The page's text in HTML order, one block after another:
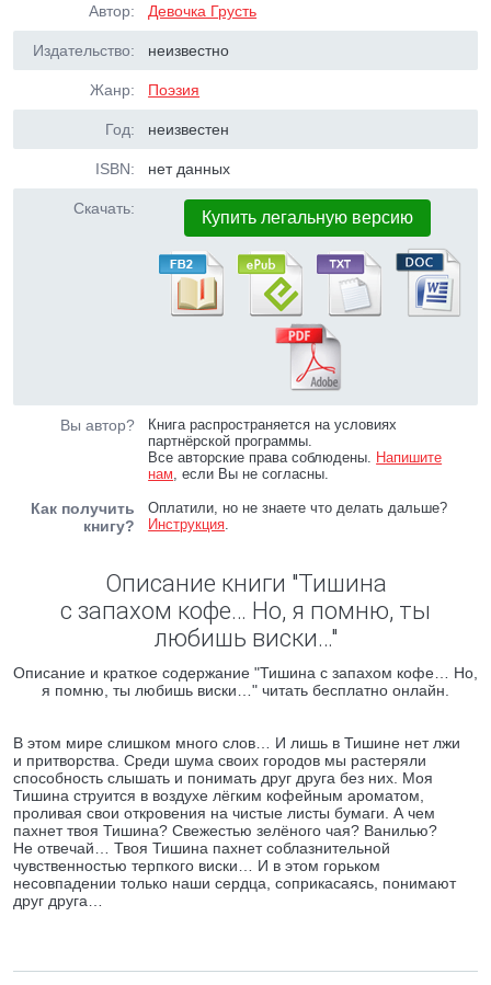
Автор: Девочка Грусть
Издательство: неизвестно
Жанр: Поэзия
Год: неизвестен
ISBN: нет данных
Скачать: Купить легальную версию
Вы автор?
Книга распространяется на условиях
партнёрской программы.
Все авторские права соблюдены. Напишите
нам, если Вы не согласны.
Как получить
книгу?
Оплатили, но не знаете что делать дальше?
Инструкция.
Описание книги "Тишина
с запахом кофе… Но, я помню, ты
любишь виски…"
Описание и краткое содержание "Тишина с запахом кофе… Но,
я помню, ты любишь виски…" читать бесплатно онлайн.
В этом мире слишком много слов… И лишь в Тишине нет лжи
и притворства. Среди шума своих городов мы растеряли
способность слышать и понимать друг друга без них. Моя
Тишина струится в воздухе лёгким кофейным ароматом,
проливая свои откровения на чистые листы бумаги. А чем
пахнет твоя Тишина? Свежестью зелёного чая? Ванилью?
Не отвечай… Твоя Тишина пахнет соблазнительной
чувственностью терпкого виски… И в этом горьком
несовпадении только наши сердца, соприкасаясь, понимают
друг друга…